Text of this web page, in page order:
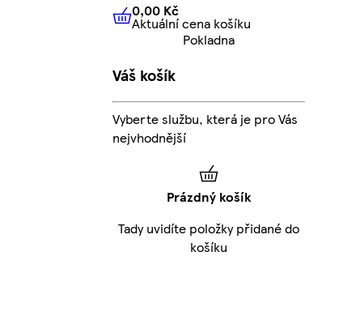
0,00 KčAktuální cena košíku
0,00 Kč
Aktuální cena košíku
Pokladna
Váš košík
Vyberte službu, která je pro Vás
nejvhodnější
Prázdný košík
Tady uvidíte položky přidané do
košíku